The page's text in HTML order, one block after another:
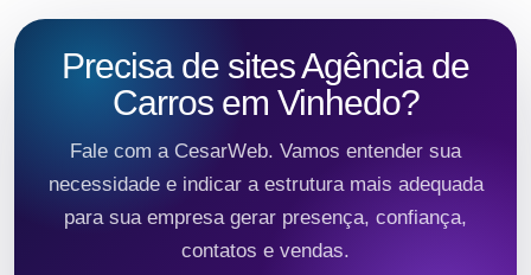
Precisa de sites Agência de
Carros em Vinhedo?
Fale com a CesarWeb. Vamos entender sua
necessidade e indicar a estrutura mais adequada
para sua empresa gerar presença, confiança,
contatos e vendas.